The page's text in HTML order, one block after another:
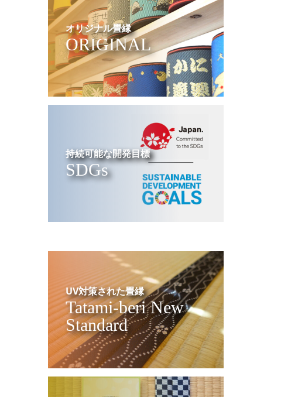
オリジナル畳縁
ORIGINAL
持続可能な開発目標
SDGs
UV対策された畳縁
Tatami-beri New
Standard